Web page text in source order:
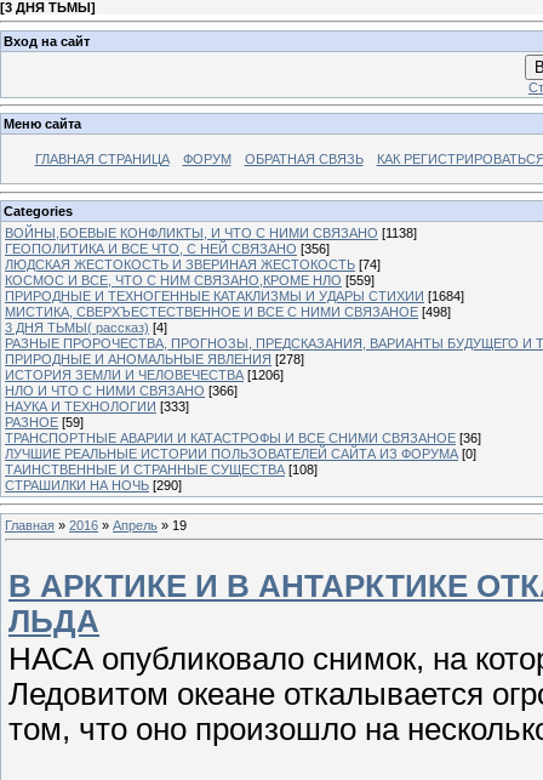
[3 ДНЯ ТЬМЫ]
Вход на сайт
Меню сайта
ГЛАВНАЯ СТРАНИЦА ФОРУМ ОБРАТНАЯ СВЯЗЬ КАК
Categories
ВОЙНЫ,БОЕВЫЕ КОНФЛИКТЫ, И ЧТО С НИМИ СВЯЗАНО [1138]
ГЕОПОЛИТИКА И ВСЕ ЧТО, С НЕЙ СВЯЗАНО [356]
ЛЮДСКАЯ ЖЕСТОКОСТЬ И ЗВЕРИНАЯ ЖЕСТОКОСТЬ [74]
КОСМОС И ВСЕ, ЧТО С НИМ СВЯЗАНО,КРОМЕ НЛО [559]
ПРИРОДНЫЕ И ТЕХНОГЕННЫЕ КАТАКЛИЗМЫ И УДАРЫ СТИХИИ [1684]
МИСТИКА, СВЕРХЪЕСТЕСТВЕННОЕ И ВСЕ С НИМИ СВЯЗАНОЕ [498]
3 ДНЯ ТЬМЫ( рассказ) [4]
РАЗНЫЕ ПРОРОЧЕСТВА, ПРОГНОЗЫ, ПРЕДСКАЗАНИЯ, ВАРИАНТЫ БУДУЩЕГО И
ПРИРОДНЫЕ И АНОМАЛЬНЫЕ ЯВЛЕНИЯ [278]
ИСТОРИЯ ЗЕМЛИ И ЧЕЛОВЕЧЕСТВА [1206]
НЛО И ЧТО С НИМИ СВЯЗАНО [366]
НАУКА И ТЕХНОЛОГИИ [333]
РАЗНОЕ [59]
ТРАНСПОРТНЫЕ АВАРИИ И КАТАСТРОФЫ И ВСЕ СНИМИ СВЯЗАНОЕ [36]
ЛУЧШИЕ РЕАЛЬНЫЕ ИСТОРИИ ПОЛЬЗОВАТЕЛЕЙ САЙТА ИЗ ФОРУМА [0]
ТАИНСТВЕННЫЕ И СТРАННЫЕ СУЩЕСТВА [108]
СТРАШИЛКИ НА НОЧЬ [290]
Главная » 2016 » Апрель » 19
В АРКТИКЕ И В АНТАРКТИКЕ
ЛЬДА
НАСА опубликовало снимок, на
Ледовитом океане откалывается
том, что оно произошло на